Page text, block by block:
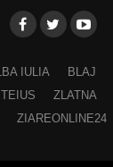
IULIA BLAJ
TEIUS ZLATNA
ZIAREONLINE24